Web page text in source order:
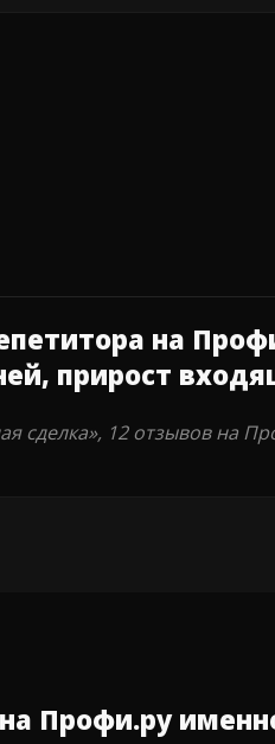
на
прирост
сделка», 12 отзывов на
Профи.ру